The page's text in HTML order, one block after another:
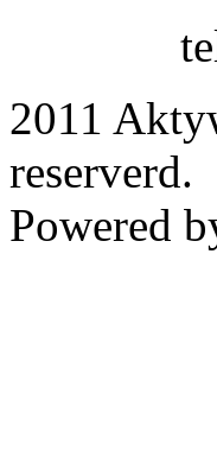
2011
reserverd.
Powered